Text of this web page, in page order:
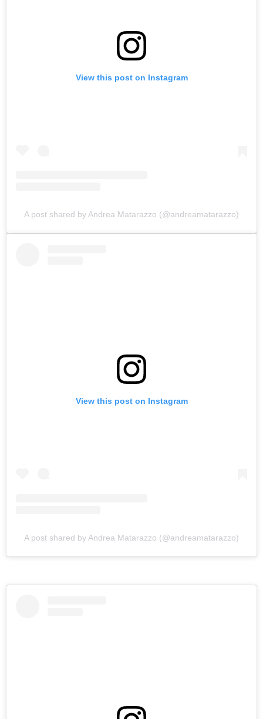
View this post on Instagram
A post shared by Andrea Matarazzo (@andreamatarazzo)
View this post on Instagram
A post shared by Andrea Matarazzo (@andreamatarazzo)